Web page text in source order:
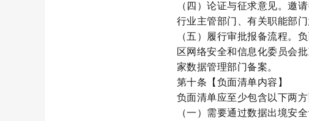
（四）论证与征求意见。邀
行业主管部门、有关职能部
（五）履行审批报备流程。
区网络安全和信息化委员会
家数据管理部门备案。
第十条【负面清单内容】
负面清单应至少包含以下两方
（一） 需要通过数据出境安